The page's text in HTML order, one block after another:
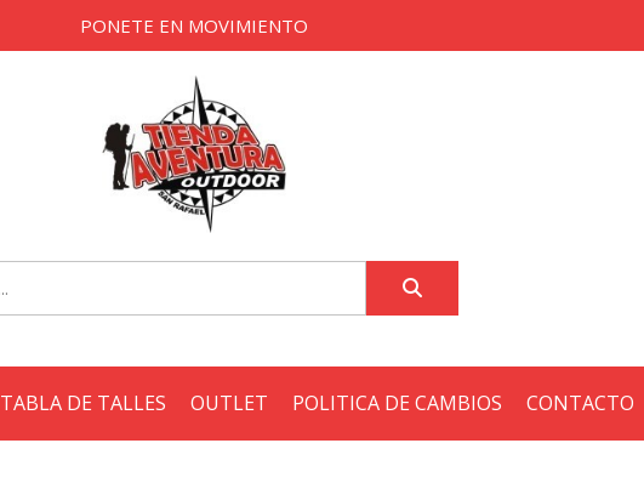
PONETE EN MOVIMIENTO
TABLA DE TALLES OUTLET POLITICA DE CAMBIOS CONTACTO